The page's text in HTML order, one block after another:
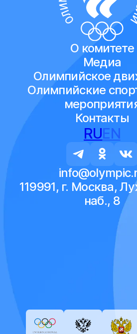
О комитете
Медиа
Олимпийское
Олимпийские
Контакты
RUEN
119991, г. Москва,
наб., 8